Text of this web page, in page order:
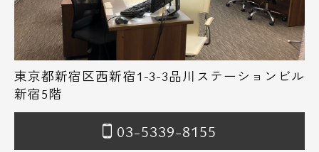
東京都新宿区西新宿1-3-3品川ステーションビル
新宿5階
03-5339-8155